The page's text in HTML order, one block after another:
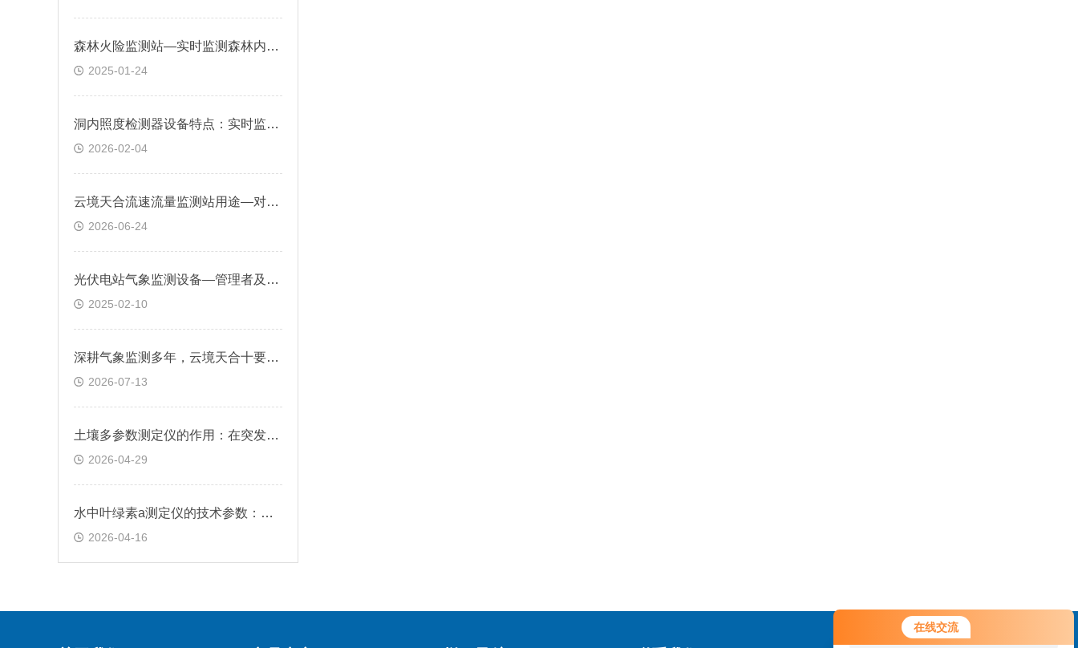
在线交流
您好！欢迎前来咨询，很高兴为您
服务，请问您要咨询什么问题呢？
森林火险监测站—实时监测森林内的气象变化，为森林消防做好气象监测
2025-01-24
洞内照度检测器设备特点：实时监测洞内光照强度，助力矿山落实安全管控
2026-02-04
云境天合流速流量监测站用途—对河道、灌渠、排水管网进行非接触式流量测量
2026-06-24
光伏电站气象监测设备—管理者及时了解电站的运行状态，发现潜在问题
2025-02-10
深耕气象监测多年，云境天合十要素微气象仪原厂直供靠谱
2026-07-13
土壤多参数测定仪的作用：在突发土壤污染事件中，快速提供污染扩散范围数据
2026-04-29
水中叶绿素a测定仪的技术参数：主机防水等级达IP65，电极防水等级IP68
2026-04-16